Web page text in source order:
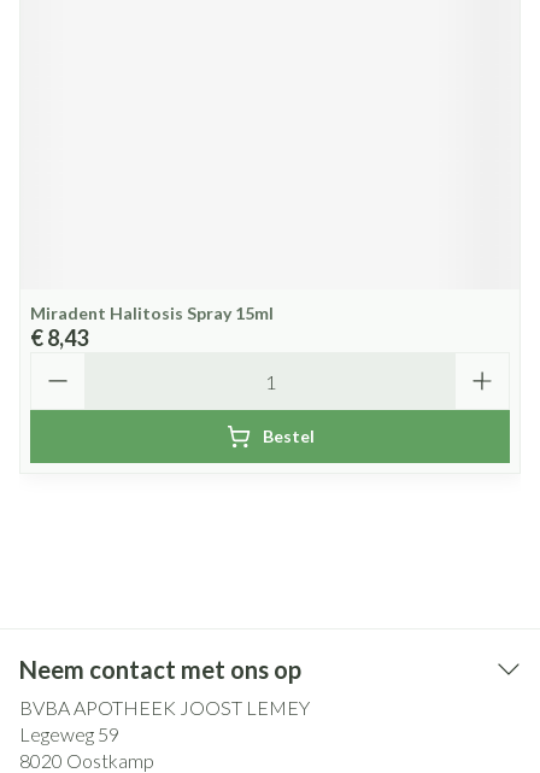
Miradent Halitosis Spray 15ml
€ 8,43
Bestel
Neem contact met ons op
BVBA APOTHEEK JOOST LEMEY
Legeweg 59
8020 Oostkamp